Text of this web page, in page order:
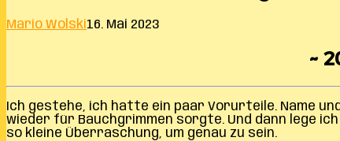
Mario Wolski16. Mai 2023
~
Ich gestehe, ich hatte ein paar Vorurteile. Name
wieder für Bauchgrimmen sorgte. Und dann lege
so kleine Überraschung, um genau zu sein.